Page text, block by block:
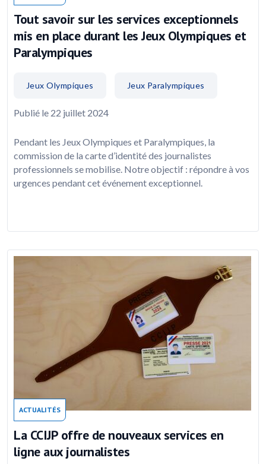
Tout savoir sur les services exceptionnels
mis en place durant les Jeux Olympiques et
Paralympiques
Jeux Olympiques Jeux Paralympiques
Publié le 22 juillet 2024
Pendant les Jeux Olympiques et Paralympiques, la
commission de la carte d’identité des journalistes
professionnels se mobilise. Notre objectif : répondre à vos
urgences pendant cet événement exceptionnel.
ACTUALITÉS
La CCIJP offre de nouveaux services en
ligne aux journalistes